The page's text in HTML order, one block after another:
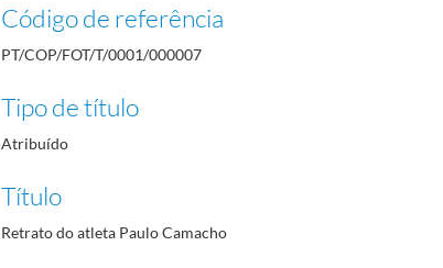
Código de referência
PT/COP/FOT/T/0001/000007
Tipo de título
Atribuído
Título
Retrato do atleta Paulo Camacho